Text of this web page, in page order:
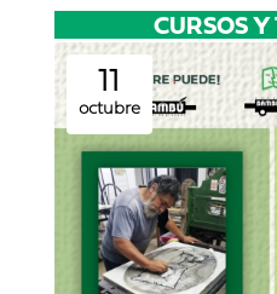
CURSOS Y
11
octubre